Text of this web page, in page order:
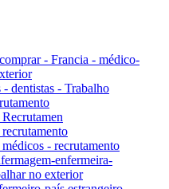
- Francia - médico-
dentistas - Trabalho
- recrutamento
enfermeira-
no exterior